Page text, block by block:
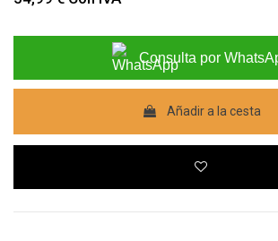
Consulta por
Añadir a la cesta